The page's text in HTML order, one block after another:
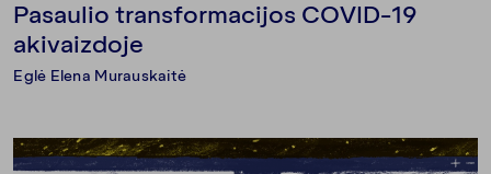
Pasaulio transformacijos COVID-19
akivaizdoje
Eglė Elena Murauskaitė